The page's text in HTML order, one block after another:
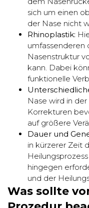
sich um einen
der Nase nicht
Rhinoplastik:
umfassenderen
Nasenstruktur
kann. Dabei
funktionelle
Nase wird in
Korrekturen
auf größere
Dauer und
in kürzerer Zeit
hingegen
und der
Was sollte